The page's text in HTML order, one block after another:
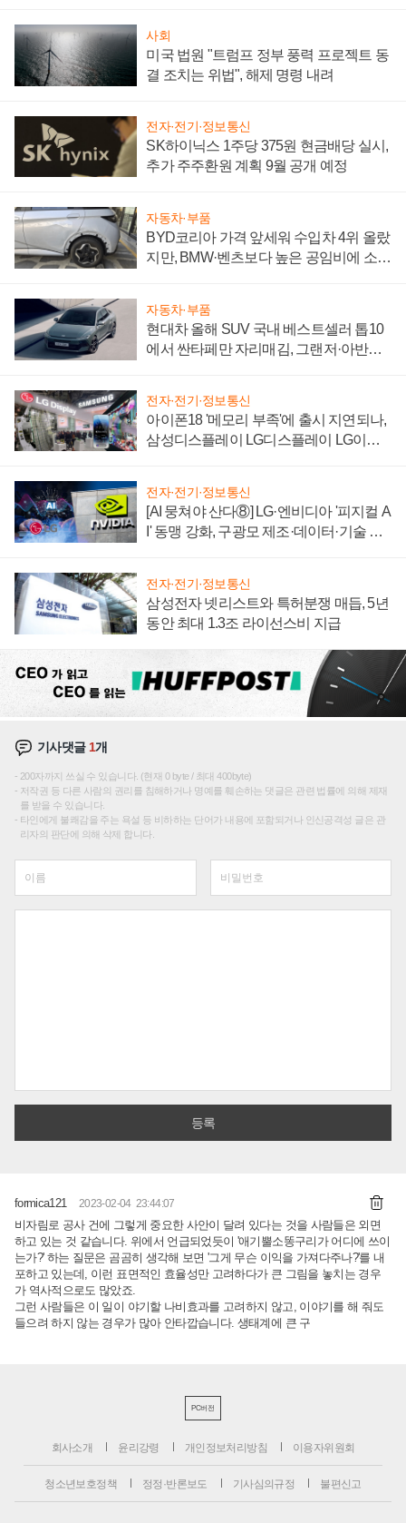
사회
미국 법원 "트럼프 정부 풍력 프로젝트 동
결 조치는 위법", 해제 명령 내려
전자·전기·정보통신
SK하이닉스 1주당 375원 현금배당 실시,
추가 주주환원 계획 9월 공개 예정
자동차·부품
BYD코리아 가격 앞세워 수입차 4위 올랐
지만, BMW·벤츠보다 높은 공임비에 소비
자동차·부품
현대차 올해 SUV 국내 베스트셀러 톱10
에서 싼타페만 자리매김, 그랜저·아반떼
전자·전기·정보통신
아이폰18 '메모리 부족'에 출시 지연되나,
삼성디스플레이 LG디스플레이 LG이노
전자·전기·정보통신
[AI 뭉쳐야 산다⑧] LG·엔비디아 '피지컬 A
I' 동맹 강화, 구광모 제조·데이터·기술 결
전자·전기·정보통신
삼성전자 넷리스트와 특허분쟁 매듭, 5년
동안 최대 1.3조 라이선스비 지급
기사댓글 1개
200자까지 쓰실 수 있습니다. (현재 0 byte / 최대 400byte)
저작권 등 다른 사람의 권리를 침해하거나 명예를 훼손하는 댓글은 관련 법률에 의해 제재
를 받을 수 있습니다.
타인에게 불쾌감을 주는 욕설 등 비하하는 단어가 내용에 포함되거나 인신공격성 글은 관
리자의 판단에 의해 삭제 합니다.
formica121 2023-02-04 23:44:07
비자림로 공사 건에 그렇게 중요한 사안이 달려 있다는 것을 사람들은 외면
하고 있는 것 같습니다. 위에서 언급되었듯이 '애기뿔소똥구리가 어디에 쓰이
는가?' 하는 질문은 곰곰히 생각해 보면 '그게 무슨 이익을 가져다주나?'를 내
포하고 있는데, 이런 표면적인 효율성만 고려하다가 큰 그림을 놓치는 경우
가 역사적으로도 많았죠.
그런 사람들은 이 일이 야기할 나비효과를 고려하지 않고, 이야기를 해 줘도
들으려 하지 않는 경우가 많아 안타깝습니다. 생태계에 큰 구
PC버전
회사소개 윤리강령 개인정보처리방침 이용자위원회
청소년보호정책 정정·반론보도 기사심의규정 불편신고